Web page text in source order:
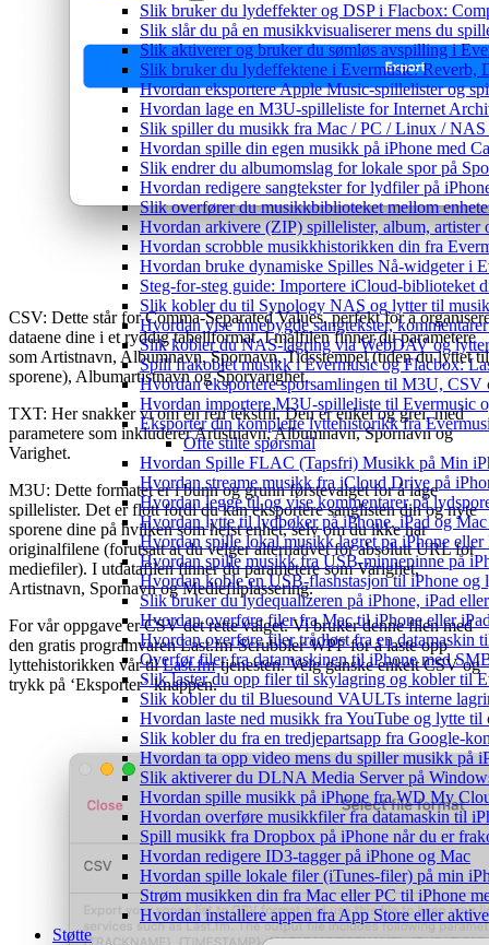
Slik bruker du lydeffekter og DSP i Flacbox:
Slik slår du på en musikkvisualiserer mens du
Slik aktiverer og bruker du sømløs avspilling i
Slik bruker du lydeffektene i Evermusic: Reverb,
Hvordan eksportere Apple Music-spillelister og
Hvordan lage en M3U-spilleliste for Internet
Slik spiller du musikk fra Mac / PC / Linux /
Hvordan spille din egen musikk på iPhone med
Slik endrer du albumomslag for lokale spor på
Hvordan redigere sangtekster for lydfiler på
Slik overfører du musikkbiblioteket mellom
Hvordan arkivere (ZIP) spillelister, album,
Hvordan scrobble musikkhistorikken din fra
Hvordan bruke dynamiske Spilles Nå-widgeter i
Steg-for-steg guide: Importere iCloud-biblioteket
Slik kobler du til Synology NAS og lytter til
Hvordan vise innebygde sangtekster,
Slik kobler du NAS-lagring via WebDAV og
Spill frakoblet musikk i Evermusic og Flacbox:
Hvordan eksportere sporsamlingen til M3U,
Hvordan importere M3U-spilleliste til Evermusic
Eksporter din komplette lyttehistorikk fra
Ofte stilte spørsmål
Hvordan Spille FLAC (Tapsfri) Musikk på Min
Hvordan streame musikk fra iCloud Drive på
Hvordan legge til og vise kommentarer på
Hvordan lytte til lydbøker på iPhone, iPad og
Hvordan spille lokal musikk lagret pa iPhone eller
Hvordan spille musikk fra USB-minnepinne på
Hvordan koble en USB-flashstasjon til iPhone
Slik bruker du lydequalizeren på iPhone, iPad
Hvordan overføre filer fra Mac til iPhone eller
Hvordan overføre filer trådløst fra en datamaskin
Overfør filer fra datamaskinen til iPhone med
Slik laster du opp filer til skylagring og kobler til
Slik kobler du til Bluesound VAULTs interne
Hvordan laste ned musikk fra YouTube og lytte
Slik kobler du fra en tredjepartsapp fra Google-
Hvordan ta opp video mens du spiller musikk på
Slik aktiverer du DLNA Media Server på
Hvordan spille musikk på iPhone fra WD My
Hvordan overføre musikkfiler fra datamaskin til
Spill musikk fra Dropbox på iPhone når du er
Hvordan redigere ID3-tagger på iPhone og Mac
Hvordan spille lokale filer (iTunes-filer) på min
Strøm musikken din fra Mac eller PC til iPhone
Hvordan installere appen fra App Store eller
Støtte
CSV: Dette står for Comma-Separated Values, perfekt for å
dataene dine i et ryddig tabellformat. I målfilen finner du parametere
som Artistnavn, Albumnavn, Spornavn, Tidsstempel (tiden du lyttet til
sporene), Albumartistnavn og Sporvarighet.
TXT: Her snakker vi om en ren tekstfil. Den er enkel og grei, med
parametere som inkluderer Artistnavn, Albumnavn, Spornavn og
Varighet.
M3U: Dette formatet er i bunn og grunn førstevalget for å lage
spillelister. Det er flott fordi du kan eksportere sanglisten din og nyte
sporene dine på hvilken som helst enhet, selv om du ikke har
originalfilene (forutsatt at du velger alternativet for absolutt URL for
mediefiler). I utdatafilen finner du parametere som Varighet,
Artistnavn, Spornavn og Mediefilplassering.
For vår oppgave er CSV det rette valget. Vi bruker denne filen med
den gratis programvaren Last.fm-Scrubbler-WPF for å laste opp
lyttehistorikken vår tilLast.fm-tjenesten. Velg ganske enkelt CSV og
trykk på ‘Eksporter’-knappen.